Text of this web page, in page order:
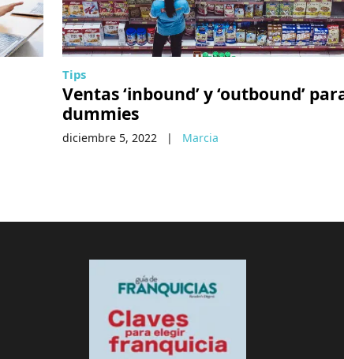
Tips
Ventas ‘inbound’ y ‘outbound’
dummies
diciembre 5, 2022 | Marcia